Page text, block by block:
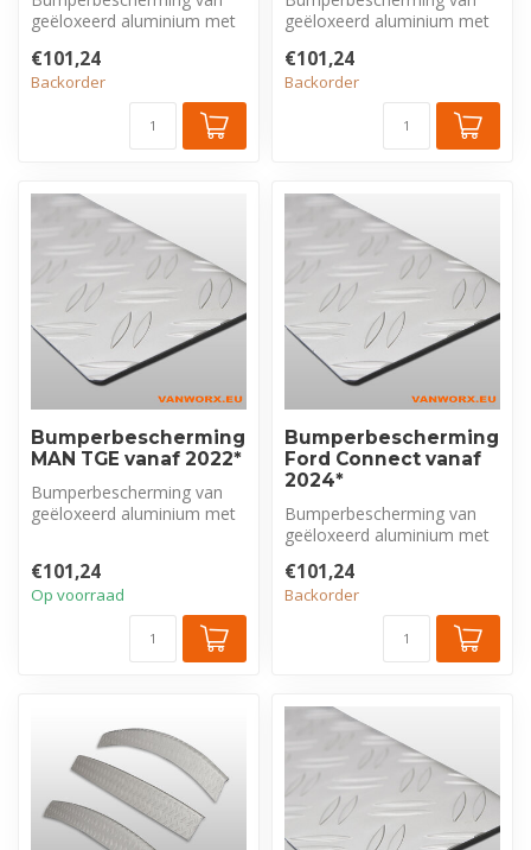
geëloxeerd aluminium met
Peu...
€101,24
Backorder
geëloxeerd aluminium met
Cit...
€101,24
Backorder
Bumperbescherming
MAN TGE vanaf 2022*
Bumperbescherming van
geëloxeerd aluminium met
€101,24
Op voorraad
Bumperbescherming
Ford Connect vanaf
2024*
Bumperbescherming van
geëloxeerd aluminium met
For...
€101,24
Backorder